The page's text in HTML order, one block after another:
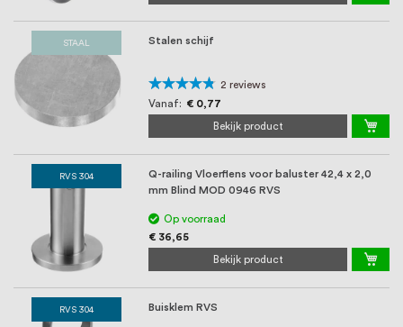
STAAL Stalen schijf
Waardering:
90%
2 reviews
Vanaf
€ 0,77
Bekijk product
RVS 304
Q-railing Vloerflens voor baluster 42,4 x 2,0
mm Blind MOD 0946 RVS
Op voorraad
€ 36,65
Bekijk product
RVS 304 Buisklem RVS